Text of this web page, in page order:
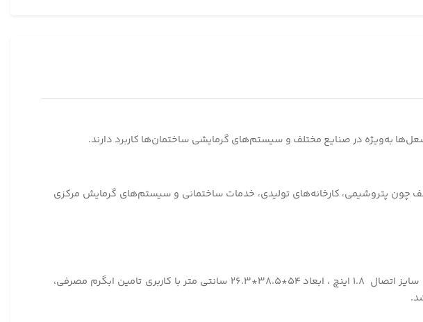
به‌ویژه در صنایع مختلف و سیستم‌های گرمایشی ساختمان‌ها کاربرد دارند.
چون پتروشیمی، کارخانه‌های تولیدی، خدمات ساختمانی و سیستم‌های گرمایش مرکزی
این مشعل گازوئیلی از نوع زمینی با قدرت موتور ۰.۱۷۵ کیلووات ، ظرفیت حرارتی ۶۵۰۰۰ تا ۱۶۵۰۰۰ کیلوکالری ، سایز اتصال ۱.۸ اینچ ، ابعاد ۵۴*۳۸.۵*۲۶.۳ سانتی متر با کاربری تامین ابگرم مصرفی،